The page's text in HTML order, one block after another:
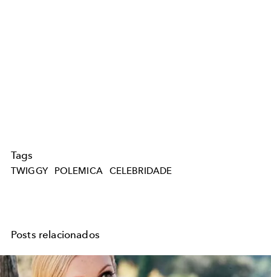
Tags
TWIGGY POLEMICA CELEBRIDADE
Posts relacionados